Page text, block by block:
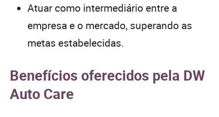
Atuar como intermediário entre a
empresa e o mercado, superando as
metas estabelecidas.
Benefícios oferecidos pela DW
Auto Care